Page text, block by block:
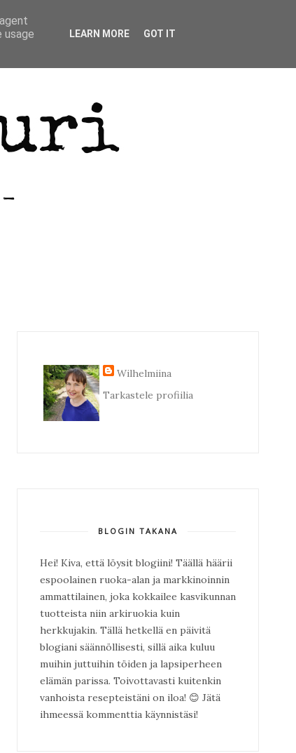
Wilhelmiina
Tarkastele profiilia
BLOGIN TAKANA
Hei! Kiva, että löysit blogiini! Täällä häärii
espoolainen ruoka-alan ja markkinoinnin
ammattilainen, joka kokkailee kasvikunnan
tuotteista niin arkiruokia kuin
herkkujakin. Tällä hetkellä en päivitä
blogiani säännöllisesti, sillä aika kuluu
muihin juttuihin töiden ja lapsiperheen
elämän parissa. Toivottavasti kuitenkin
vanhoista resepteistäni on iloa! 😊 Jätä
ihmeessä kommenttia käynnistäsi!
usage
LEARN MORE GOT IT